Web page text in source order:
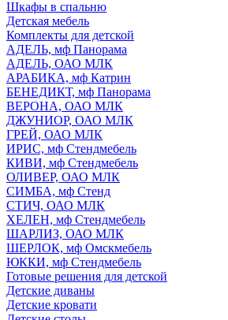
Шкафы в спальню
Детская мебель
Комплекты для детской
АДЕЛЬ, мф Панорама
АДЕЛЬ, ОАО МЛК
АРАБИКА, мф Катрин
БЕНЕДИКТ, мф Панорама
ВЕРОНА, ОАО МЛК
ДЖУНИОР, ОАО МЛК
ГРЕЙ, ОАО МЛК
ИРИС, мф Стендмебель
КИВИ, мф Стендмебель
ОЛИВЕР, ОАО МЛК
СИМБА, мф Стенд
СТИЧ, ОАО МЛК
ХЕЛЕН, мф Стендмебель
ШАРЛИЗ, ОАО МЛК
ШЕРЛОК, мф Омскмебель
ЮККИ, мф Стендмебель
Готовые решения для детской
Детские диваны
Детские кровати